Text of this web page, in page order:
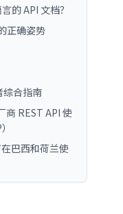
的 API 文档？
正确姿势
合指南
商 REST API 使
巴西和荷兰使